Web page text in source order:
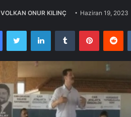
VOLKAN ONUR KILINÇ Haziran 19, 2023
FacebookTwitter LinkedInTumblr Pinterest